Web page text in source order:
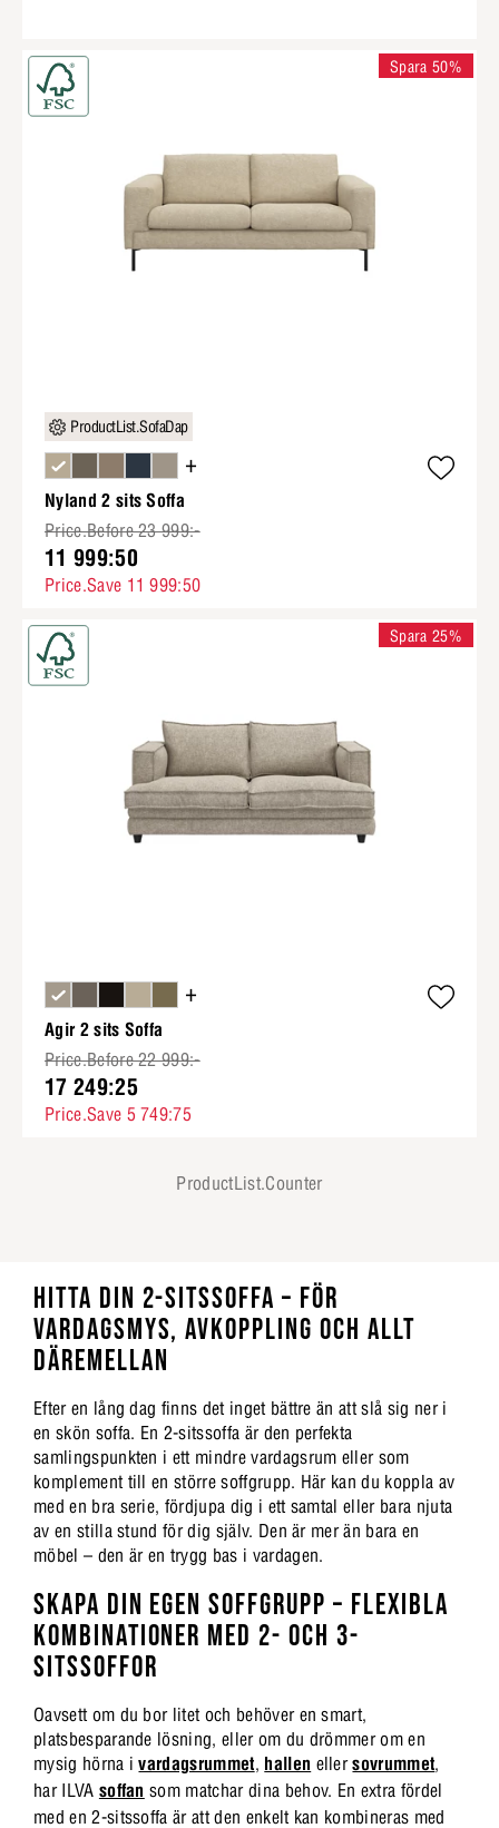
ProductList.SofaDap
+
Nyland 2 sits Soffa
Price.Before 23 999:-
11 999:50
Price.Save 11 999:50
Spara 50%
+
Agir 2 sits Soffa
Price.Before 22 999:-
17 249:25
Price.Save 5 749:75
Spara 25%
ProductList.Counter
HITTA DIN 2-SITSSOFFA – FÖR
VARDAGSMYS, AVKOPPLING OCH ALLT
DÄREMELLAN
Efter en lång dag finns det inget bättre än att slå sig ner i
en skön soffa. En 2-sitssoffa är den perfekta
samlingspunkten i ett mindre vardagsrum eller som
komplement till en större soffgrupp. Här kan du koppla av
med en bra serie, fördjupa dig i ett samtal eller bara njuta
av en stilla stund för dig själv. Den är mer än bara en
möbel – den är en trygg bas i vardagen.
SKAPA DIN EGEN SOFFGRUPP – FLEXIBLA
KOMBINATIONER MED 2- OCH 3-
SITSSOFFOR
Oavsett om du bor litet och behöver en smart,
platsbesparande lösning, eller om du drömmer om en
mysig hörna ivardagsrummet, hallen ellersovrummet,
har ILVA soffan som matchar dina behov. En extra fördel
med en 2-sitssoffa är att den enkelt kan kombineras med